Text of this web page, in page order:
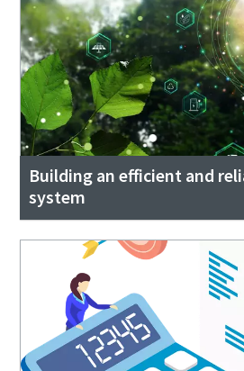
Building an efficient and
system